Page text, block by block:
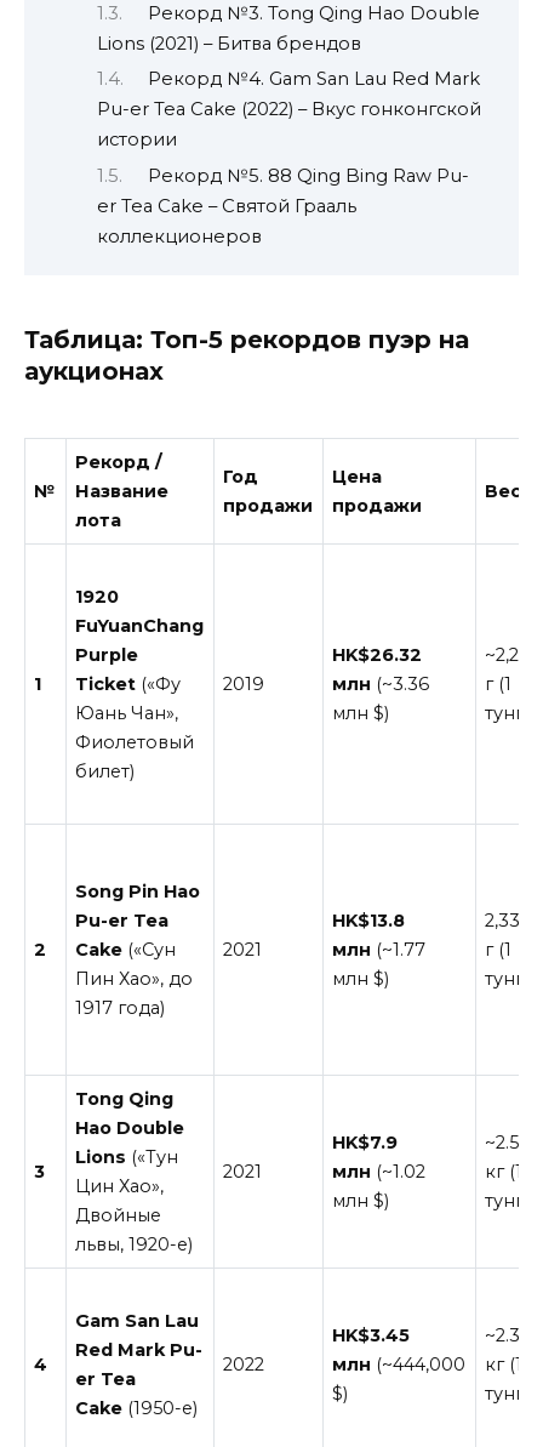
Рекорд №3. Tong Qing Hao Double
Lions (2021) – Битва брендов
Рекорд №4. Gam San Lau Red Mark
Pu-er Tea Cake (2022) – Вкус гонконгской
истории
Рекорд №5. 88 Qing Bing Raw Pu-
er Tea Cake – Святой Грааль
коллекционеров
Таблица: Топ-5 рекордов пуэр на
аукционах
№
Рекорд /
Название
лота
Год
продажи
Цена
продажи
Вес
1
1920
FuYuanChang
Purple
Ticket («Фу
Юань Чан»,
Фиолетовый
билет)
2019
HK$26.32
млн (~3.36
млн $)
~2,235
г (1
тунг)
2
Song Pin Hao
Pu-er Tea
Cake («Сун
Пин Хао», до
1917 года)
2021
HK$13.8
млн (~1.77
млн $)
2,335
г (1
тунг)
3
Tong Qing
Hao Double
Lions («Тун
Цин Хао»,
Двойные
львы, 1920-е)
2021
HK$7.9
млн (~1.02
млн $)
~2.5
кг (1
тунг)
4
Gam San Lau
Red Mark Pu-
er Tea
Cake (1950-е)
2022
HK$3.45
млн (~444,000
$)
~2.3
кг (1
тунг)